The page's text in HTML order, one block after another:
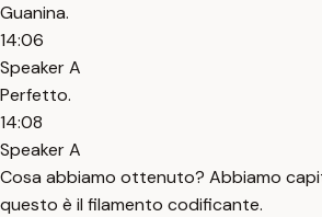
Guanina.
14:06
Speaker A
Perfetto.
14:08
Speaker A
Cosa abbiamo ottenuto? Abbiamo
questo è il filamento codificante.